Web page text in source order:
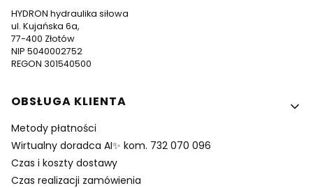
HYDRON hydraulika siłowa
ul. Kujańska 6a,
77-400 Złotów
NIP 5040002752
REGON 301540500
Linki w stopce
OBSŁUGA KLIENTA
Metody płatności
Wirtualny doradca AI✨ kom. 732 070 096
Czas i koszty dostawy
Czas realizacji zamówienia